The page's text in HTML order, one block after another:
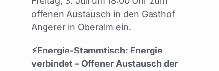
offenen Austausch in den Gasthof
Angerer in Oberalm ein.
⚡Energie-Stammtisch: Energie
verbindet – Offener Austausch der